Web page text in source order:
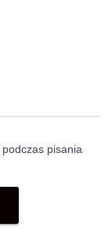
pisania